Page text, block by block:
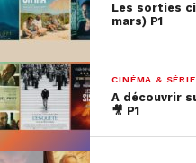
Les sorties
mars) P1
CINÉMA &
A découvrir
🎥 P1